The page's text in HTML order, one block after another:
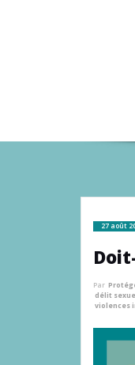
27 août
Par
délit
violences